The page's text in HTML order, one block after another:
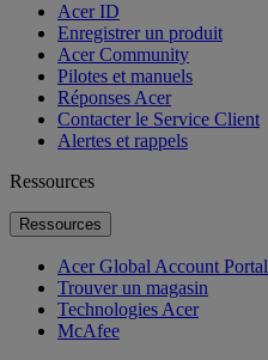
Acer ID
Enregistrer un produit
Acer Community
Pilotes et manuels
Réponses Acer
Contacter le Service Client
Alertes et rappels
Ressources
Ressources
Acer Global Account Portal
Trouver un magasin
Technologies Acer
McAfee